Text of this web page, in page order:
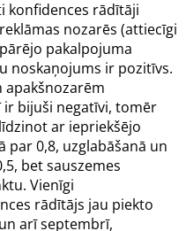
konfidences rādītāji
nozarēs (attiecīgi
pakalpojuma
noskaņojums ir pozitīvs.
apakšnozarēm
bijuši negatīvi, tomēr
ar iepriekšējo
par 0,8, uzglabāšanā un
bet sauszemes
Vienīgi
rādītājs jau piekto
arī septembrī,